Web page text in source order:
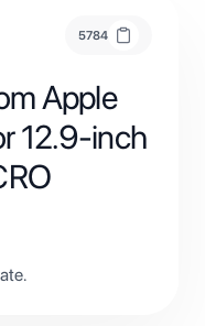
5784
Apple
12.9-inch